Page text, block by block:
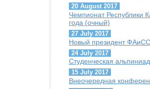
20 August 2017
Чемпионат Республики
года (очный)
27 July 2017
Новый президент
24 July 2017
Студенческая
15 July 2017
Внеочередная